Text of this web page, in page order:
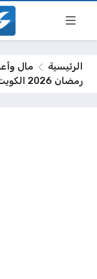
الرئيسية مال
رمضان 2026 الكويت